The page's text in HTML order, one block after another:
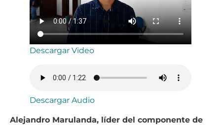
Descargar Video
Descargar Audio
Alejandro Marulanda, líder del componente de